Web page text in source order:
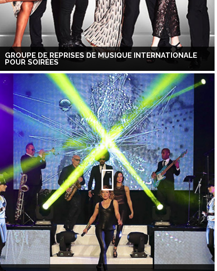
GROUPE DE REPRISES DE MUSIQUE INTERNATIONALE
POUR SOIRÉES